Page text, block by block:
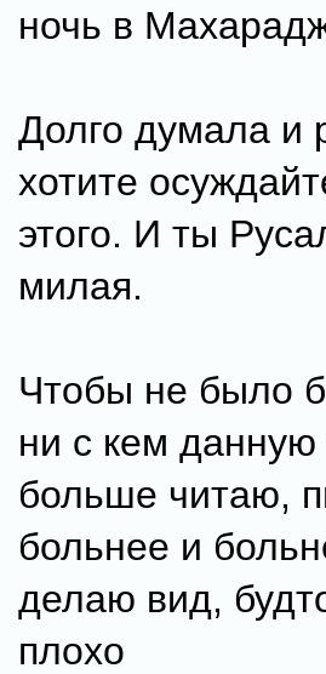
ночь в
Долго думала и
хотите
этого. И ты
милая.
Чтобы не было
ни с кем
больше читаю,
больнее и
делаю вид,
плохо